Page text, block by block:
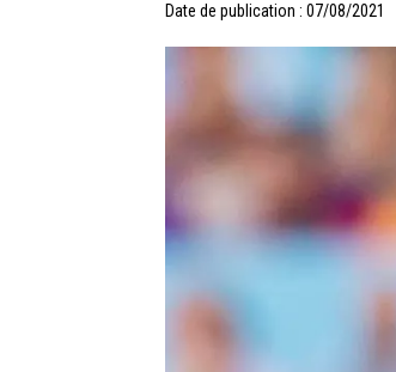
Date de publication : 07/08/2021